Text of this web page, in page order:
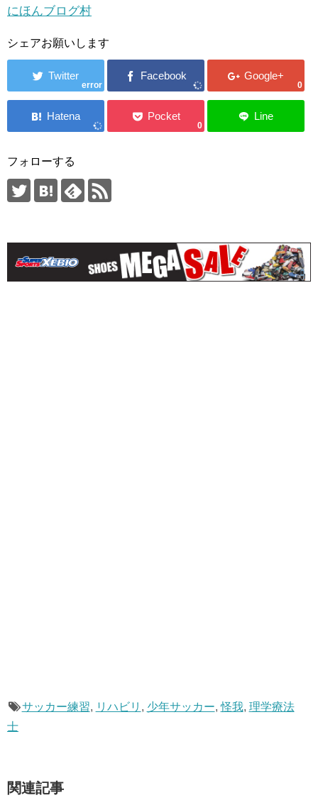
にほんブログ村
シェアお願いします
error 0
0
フォローする
サッカー練習, リハビリ , 少年サッカー,怪我, 理学療法
士
関連記事